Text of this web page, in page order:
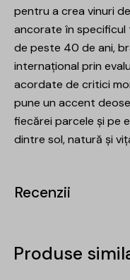
pentru a crea vinuri
ancorate în specificul
de peste 40 de ani,
internațional prin
acordate de critici
pune un accent
fiecărei parcele și pe
dintre sol, natură și
Recenzii
Produse